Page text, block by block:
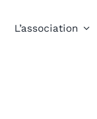
L’association